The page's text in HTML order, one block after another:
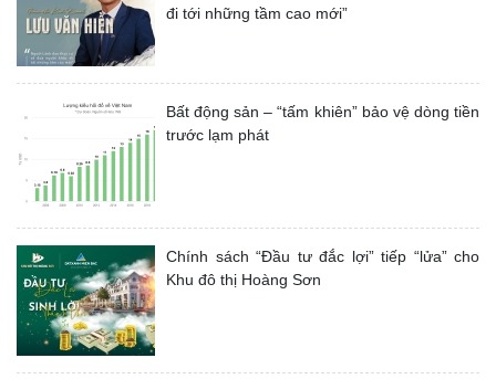
đi tới những tầm cao mới”
Bất động sản – “tấm khiên” bảo vệ dòng tiền
trước lạm phát
Chính sách “Đầu tư đắc lợi” tiếp “lửa” cho
Khu đô thị Hoàng Sơn